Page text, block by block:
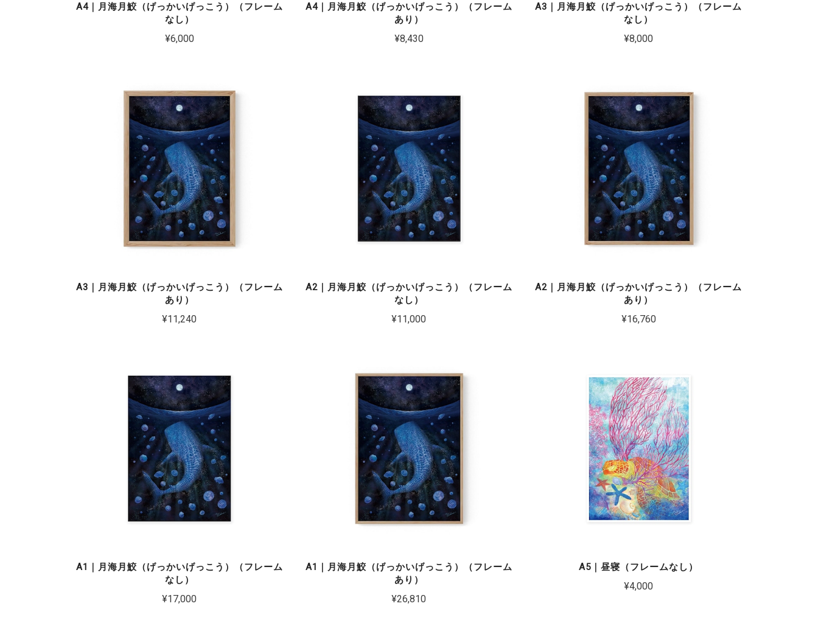
A4｜月海月鮫（げっかいげっこう）（フレーム
なし）
¥6,000
A4｜月海月鮫（げっかいげっこう）（フレーム
あり）
¥8,430
A3｜月海月鮫（げっかいげっこう）（フレーム
なし）
¥8,000
A3｜月海月鮫（げっかいげっこう）（フレーム
あり）
¥11,240
A2｜月海月鮫（げっかいげっこう）（フレーム
なし）
¥11,000
A2｜月海月鮫（げっかいげっこう）（フレーム
あり）
¥16,760
A1｜月海月鮫（げっかいげっこう）（フレーム
なし）
¥17,000
A1｜月海月鮫（げっかいげっこう）（フレーム
あり）
¥26,810
A5｜昼寝（フレームなし）
¥4,000